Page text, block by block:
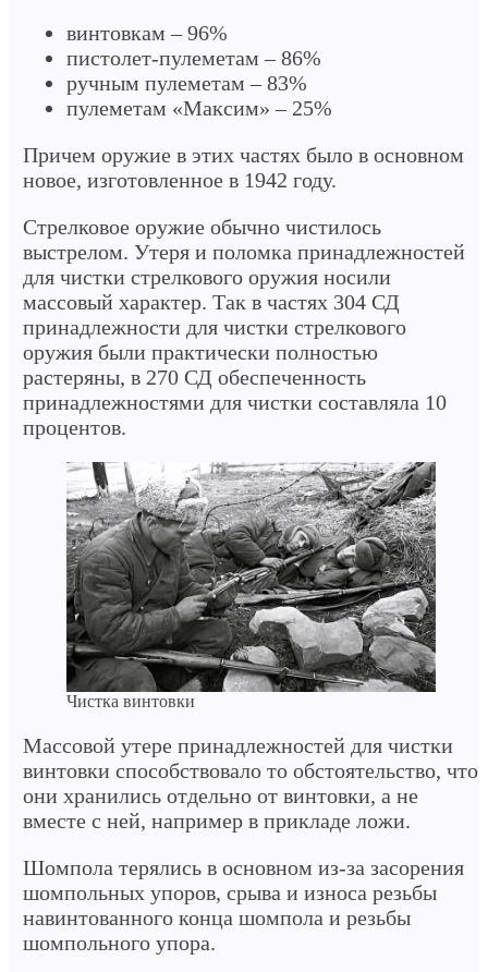
винтовкам – 96%
пистолет-пулеметам – 86%
ручным пулеметам – 83%
пулеметам «Максим» – 25%
Причем оружие в этих частях было в основном
новое, изготовленное в 1942 году.
Стрелковое оружие обычно чистилось
выстрелом. Утеря и поломка принадлежностей
для чистки стрелкового оружия носили
массовый характер. Так в частях 304 СД
принадлежности для чистки стрелкового
оружия были практически полностью
растеряны, в 270 СД обеспеченность
принадлежностями для чистки составляла 10
процентов.
Чистка винтовки
Массовой утере принадлежностей для чистки
винтовки способствовало то обстоятельство, что
они хранились отдельно от винтовки, а не
вместе с ней, например в прикладе ложи.
Шомпола терялись в основном из-за засорения
шомпольных упоров, срыва и износа резьбы
навинтованного конца шомпола и резьбы
шомпольного упора.